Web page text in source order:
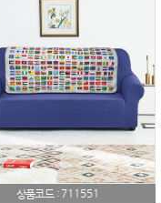
상품코드 : 711551